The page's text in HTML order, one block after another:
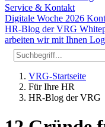
Service & Kontakt
Digitale Woche 2026
HR-Blog der VRG
arbeiten wir mit Ihnen
VRG-Startseite
Für Ihre HR
HR-Blog der VRG